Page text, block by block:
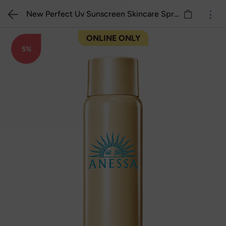
ONLINE ONLY
5%
New Perfect Uv Sunscreen Skincare Spray 60gr